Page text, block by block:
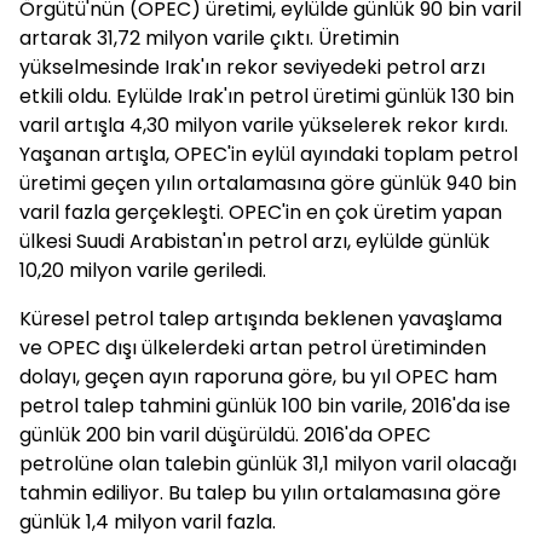
Örgütü'nün (OPEC) üretimi, eylülde günlük 90 bin varil
artarak 31,72 milyon varile çıktı. Üretimin
yükselmesinde Irak'ın rekor seviyedeki petrol arzı
etkili oldu. Eylülde Irak'ın petrol üretimi günlük 130 bin
varil artışla 4,30 milyon varile yükselerek rekor kırdı.
Yaşanan artışla, OPEC'in eylül ayındaki toplam petrol
üretimi geçen yılın ortalamasına göre günlük 940 bin
varil fazla gerçekleşti. OPEC'in en çok üretim yapan
ülkesi Suudi Arabistan'ın petrol arzı, eylülde günlük
10,20 milyon varile geriledi.
Küresel petrol talep artışında beklenen yavaşlama
ve OPEC dışı ülkelerdeki artan petrol üretiminden
dolayı, geçen ayın raporuna göre, bu yıl OPEC ham
petrol talep tahmini günlük 100 bin varile, 2016'da ise
günlük 200 bin varil düşürüldü. 2016'da OPEC
petrolüne olan talebin günlük 31,1 milyon varil olacağı
tahmin ediliyor. Bu talep bu yılın ortalamasına göre
günlük 1,4 milyon varil fazla.